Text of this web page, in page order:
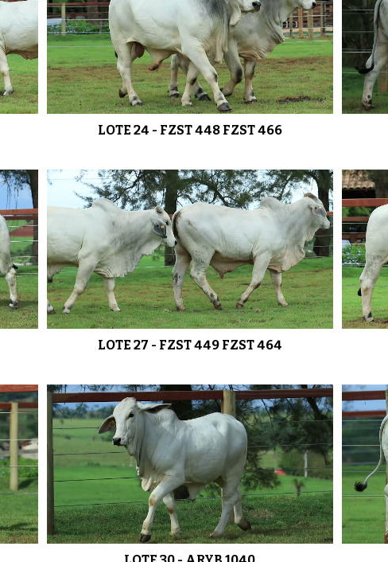
LOTE 24 - FZST 448 FZST 466
LOTE 27 - FZST 449 FZST 464